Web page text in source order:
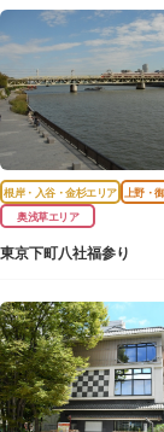
根岸・入谷・金杉エリア
上野・
奥浅草エリア
東京下町八社福参り